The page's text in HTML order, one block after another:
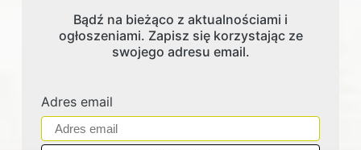
Bądź na bieżąco z aktualnościami i
ogłoszeniami. Zapisz się korzystając ze
swojego adresu email.
Adres email